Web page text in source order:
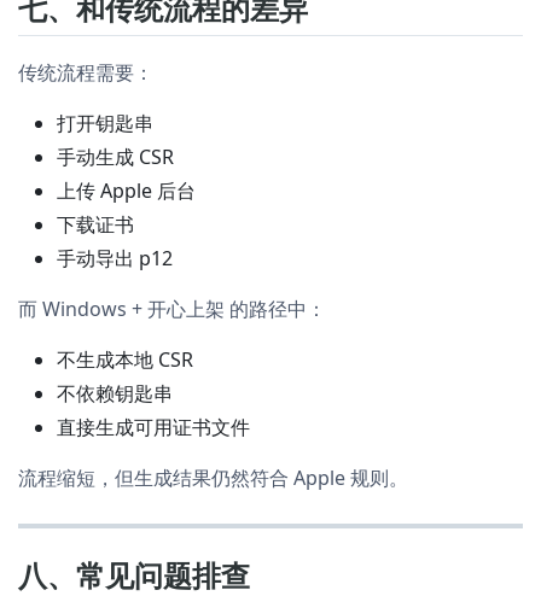
传统流程需要：
打开钥匙串
手动生成 CSR
上传 Apple 后台
下载证书
手动导出 p12
而 Windows + 开心上架 的路径中：
不生成本地 CSR
不依赖钥匙串
直接生成可用证书文件
流程缩短，但生成结果仍然符合 Apple 规则。
八、常见问题排查